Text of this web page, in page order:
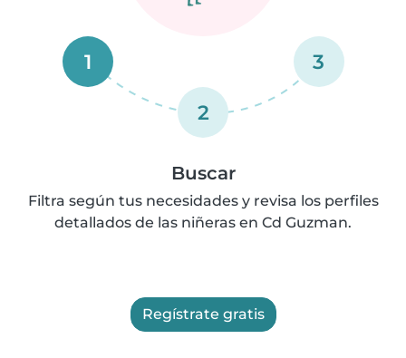
1
2
3
Buscar
Filtra según tus necesidades y revisa los perfiles
detallados de las niñeras en Cd Guzman.
Regístrate gratis